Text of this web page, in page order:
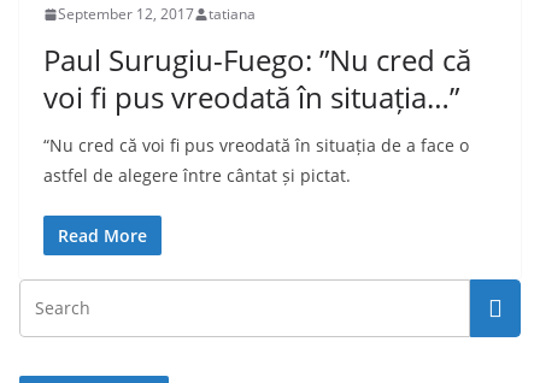
September 12, 2017 tatiana
Paul Surugiu-Fuego: ”Nu cred că
voi fi pus vreodată în situația…”
“Nu cred că voi fi pus vreodată în situația de a face o
astfel de alegere între cântat și pictat.
Read More